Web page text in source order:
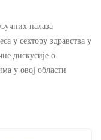
налаза
у сектору здравства у
дискусије о
у овој области.